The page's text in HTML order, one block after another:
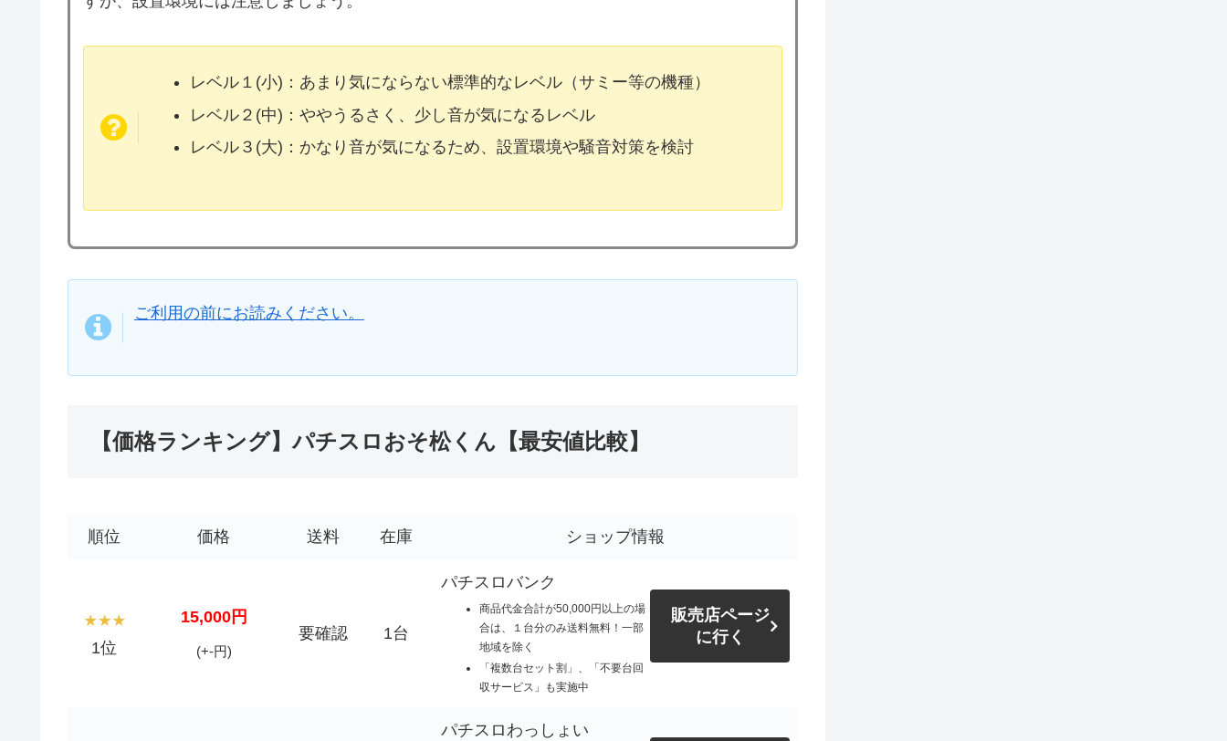
レベル１(小)：あまり気にならない標準的なレベル（サミー等の機種）
レベル２(中)：ややうるさく、少し音が気になるレベル
レベル３(大)：かなり音が気になるため、設置環境や騒音対策を検討
ご利用の前にお読みください。
【価格ランキング】パチスロおそ松くん【最安値比較】
順位 価格 送料 在庫 ショップ情報
1位
15,000円
(+-円)
要確認 1台
パチスロバンク
商品代金合計が50,000円以上の場
合は、１台分のみ送料無料！一部
地域を除く
「複数台セット割」、「不要台回
収サービス」も実施中
販売店ページ
に行く
パチスロわっしょい